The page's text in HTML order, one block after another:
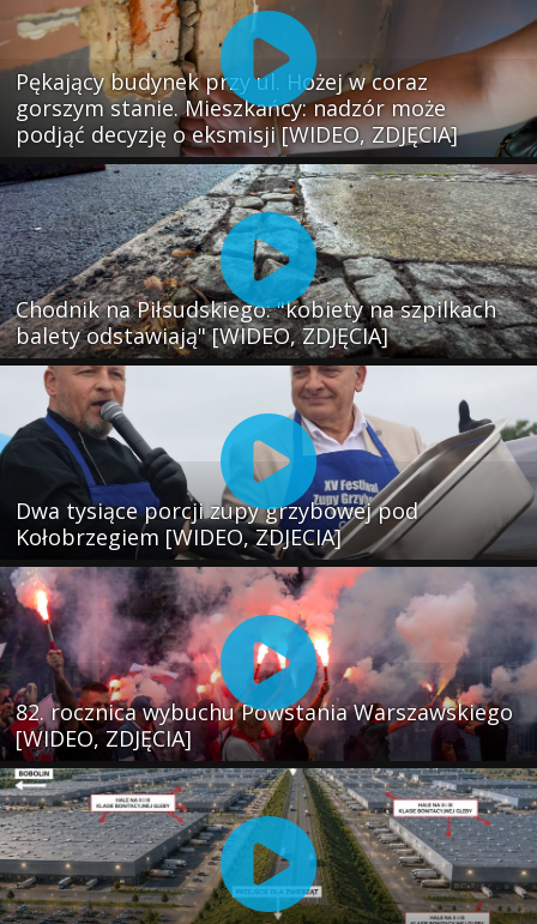
Pękający budynek przy ul. Hożej w coraz
gorszym stanie. Mieszkańcy: nadzór może
podjąć decyzję o eksmisji [WIDEO, ZDJĘCIA]
Chodnik na Piłsudskiego: "kobiety na szpilkach
balety odstawiają" [WIDEO, ZDJĘCIA]
Dwa tysiące porcji zupy grzybowej pod
Kołobrzegiem [WIDEO, ZDJECIA]
82. rocznica wybuchu Powstania Warszawskiego
[WIDEO, ZDJĘCIA]